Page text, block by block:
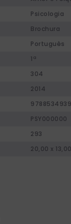
Psicologia
Brochura
Português
1ª
304
2014
PSY000000
293
20,00 x 13,00